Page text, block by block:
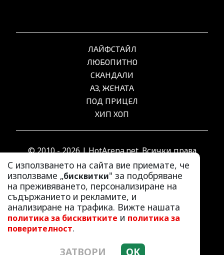
С използването на сайта вие приемате, че
използваме „бисквитки" за подобряване
на преживяването, персонализиране на
съдържанието и рекламите, и
анализиране на трафика. Вижте нашата
политика за бисквитките и политика за
поверителност.
ЗАТВОРИ OK
ЛАЙФСТАЙЛ
ЛЮБОПИТНО
СКАНДАЛИ
АЗ, ЖЕНАТА
ПОД ПРИЦЕЛ
ХИП ХОП
© 2010 - 2026 | HotArena.net. Всички права
запазени.
РЕКЛАМА
КОНТАКТИ
ОБЩИ УСЛОВИЯ
ПОЛИТИКА ЗА ПОВЕРИТЕЛНОСТ
ПОЛИТИКА ЗА БИСКВИТКИТЕ